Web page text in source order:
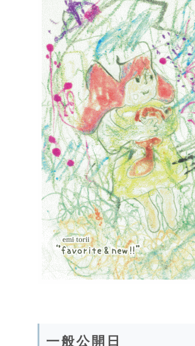
一般公開日